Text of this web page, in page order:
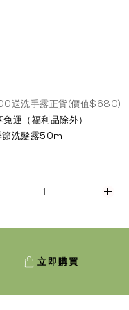
送洗手露正貨(價值$680)
運（福利品除外）
節洗髮露50ml
立即購買